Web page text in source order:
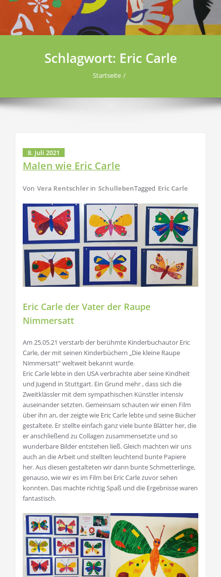
Schlagwort: Eric Carle
Startseite
8. Juli 2021
Malen wie Eric Carle
Von Vera Rentschler in SchullebenTagged Eric Carle
Eric Carle der Vater der Raupe
Nimmersatt
Am 25.05.21 verstarb der berühmte Kinderbuchautor Eric
Carle, der mit seinen Kinderbüchern „Die kleine Raupe
Nimmersatt“ weltweit bekannt wurde.
Eric Carle lebte in den USA verbrachte aber seine Kindheit
und Jugend in Stuttgart. Ein Grund mehr , dass sich die
Zweitklässler mit dem sympathischen Künstler intensiv
auseinander setzten. Gemeinsam schauten wir einen Film
über ihn an, der zeigte wie Eric Carle lebte und seine Bücher
gestaltete. Er stellte einfach ganz viele bunte Blätter her, die
er anschließend zu Collagen zusammensetzte und so
wunderbare Bilder entstehen ließ. Gleich machten wir uns
auch an die Arbeit und stellten leuchtend bunte Papiere
her. Aus diesen gestalteten wir dann bunte Schmetterlinge,
genauso, wie wir es im Film bei Eric Carle zuvor sehen
konnten. Das machte richtig Spaß und die Ergebnisse waren
fantastisch.